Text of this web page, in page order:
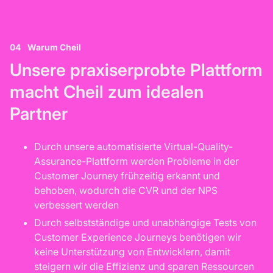
04 Warum Cheil
Unsere praxiserprobte Plattform
macht Cheil zum idealen
Partner
Durch unsere automatisierte Virtual-Quality-
Assurance-Plattform werden Probleme in der
Customer Journey frühzeitig erkannt und
behoben, wodurch die CVR und der NPS
verbessert werden
Durch selbstständige und unabhängige Tests von
Customer Experience Journeys benötigen wir
keine Unterstützung von Entwicklern, damit
steigern wir die Effizienz und sparen Ressourcen